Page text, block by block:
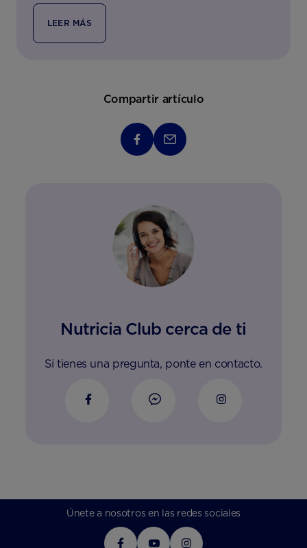
LEER MÁS
Compartir artículo
Nutricia Club cerca de ti
Si tienes una pregunta, ponte en contacto.
Únete a nosotros en las redes sociales